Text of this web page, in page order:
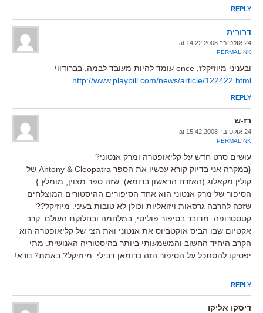
REPLY
דרורית
24 אוקטובר 2008 at 14:22
PERMALINK
ובעניני מיוזיקלז, once עומד להיות מעובד לבמה, בברודווי
http://www.playbill.com/news/article/122422.html
REPLY
רז-ש
24 אוקטובר 2008 at 15:42
PERMALINK
עושים סרט חדש על קליאופטרה ומרק אנטוני?
{במקרה אני בדיוק קורא עכשיו את הספר Antony & Cleopatra של
קולין מקאלוג (האזרח הראשון ברומא). שזה ספר מצוין, מומלץ.}
הסיפור של מרק אנטוני הוא אחד הסיפורים ההיסטורים המוצלחים
שזכה להרבה גרסאות ויזואליות וכולן לא טובות בעיני. מיוזיקל??
קטסטרופה. מדובר בסיפור פוליטי, במלחמה ובחלוקת העולם. קרב
אקטיום שבו הביס אוקטביוס את אנטוני ואת הצי של קליאופטרה הוא
הקרב היחיד החשוב והמשמעותי ביותר בהיסטוריה האנושית. מתי
יפסיקו להסתכל על הסיפור הזה כרומאן דבילי. מיוזיקל? באמת? נורא!
REPLY
דיסקו אליקו